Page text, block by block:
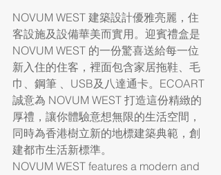
NOVUM WEST 建築設計優雅亮麗，住
客設施及設備華美而實用。迎賓禮盒是
NOVUM WEST 的一份驚喜送給每一位
新入住的住客，裡面包含家居拖鞋、毛
巾、鋼筆 、USB及八達通卡。ECOART
誠意為 NOVUM WEST 打造這份精緻的
厚禮，讓你體驗意想無限的生活空間，
同時為香港樹立新的地標建築典範，創
建都市生活新標準。
NOVUM WEST features a modern and